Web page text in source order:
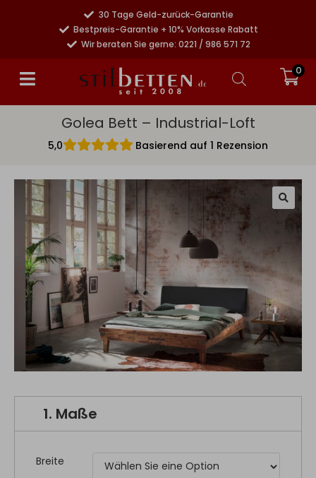
30 Tage Geld-zurück-Garantie
Bestpreis-Garantie + 10% Vorkasse Rabatt
Wir beraten Sie gerne: 0221 / 986 571 72
0
Golea Bett – Industrial-Loft
5,0 Basierend auf 1 Rezension
1. Maße
Breite